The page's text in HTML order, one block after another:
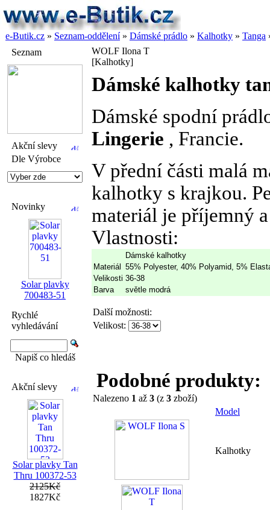
e-Butik.cz » Seznam-oddělení» Dámské prádlo » Kalhotky » Tanga
Seznam
Akční slevy
Dle Výrobce
Novinky
Solar plavky
700483-51
Rychlé
vyhledávání
Napiš co hledáš
Akční slevy
Solar plavky Tan
Thru 100372-53
2125Kč
1827Kč
WOLF Ilona T
[Kalhotky]
Dámské kalhotky
Dámské spodní
Lingerie , Francie.
V přední části malá
kalhotky s krajkou.
materiál je příjemný
Vlastnosti:
Dámské kalhotky
Materiál 55% Polyester, 40% Polyamid, 5%
Velikosti 36-38
Barva
světle modrá
Další možnosti:
Velikost:
Podobné produkty:
Nalezeno 1 až 3 (z 3 zboží)
Model
Kalhotky